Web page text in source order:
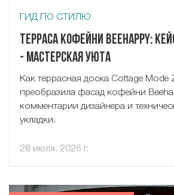
ГИД ПО СТИЛЮ
Терраса кофейни Beehappy:
- Мастерская Уюта
Как террасная доска Cottage Mode
преобразила фасад кофейни
комментарии дизайнера и
укладки.
28 июля, 2026 г.